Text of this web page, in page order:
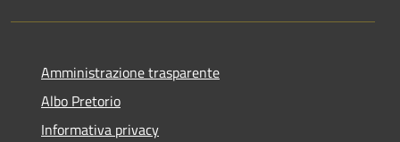
Amministrazione trasparente
Albo Pretorio
Informativa privacy